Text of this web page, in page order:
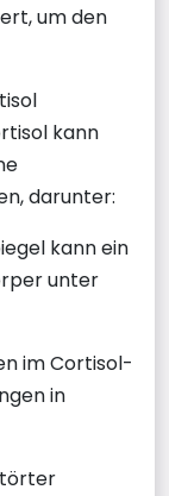
um den
kann
darunter:
kann ein
unter
im Cortisol-
in